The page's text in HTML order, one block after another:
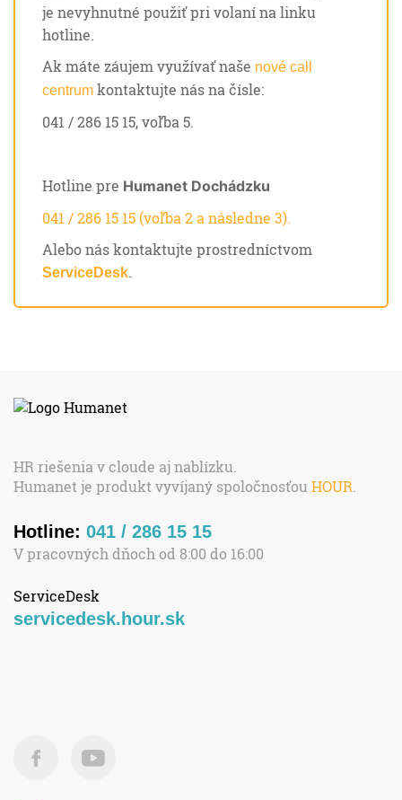
je nevyhnutné použiť pri volaní na linku
hotline.
Ak máte záujem využívať naše nové call
centrum kontaktujte nás na čísle:
041 / 286 15 15, voľba 5.
Hotline pre Humanet Dochádzku
041 / 286 15 15 (voľba 2 a následne 3).
Alebo nás kontaktujte prostredníctvom
ServiceDesk.
HR riešenia v cloude aj nablízku.
Humanet je produkt vyvíjaný spoločnosťou HOUR.
Hotline: 041 / 286 15 15
V pracovných dňoch od 8:00 do 16:00
ServiceDesk
servicedesk.hour.sk